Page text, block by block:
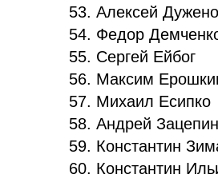
53. Алексей
54. Федор
55. Сергей Ейбог
56. Максим
57. Михаил Есипко
58. Андрей
59. Константин
60. Константин